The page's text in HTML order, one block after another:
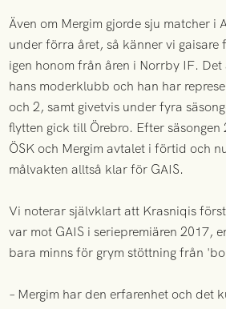
Även om Mergim gjorde sju matcher i
under förra året, så känner vi gaisare
igen honom från åren i Norrby IF.
hans moderklubb och han har
och 2, samt givetvis under fyra
flytten gick till Örebro. Efter
ÖSK och Mergim avtalet i förtid och
målvakten alltså klar för GAIS.
Vi noterar självklart att Krasniqis
var mot GAIS i seriepremiären 2017,
bara minns för grym stöttning från
– Mergim har den erfarenhet och det